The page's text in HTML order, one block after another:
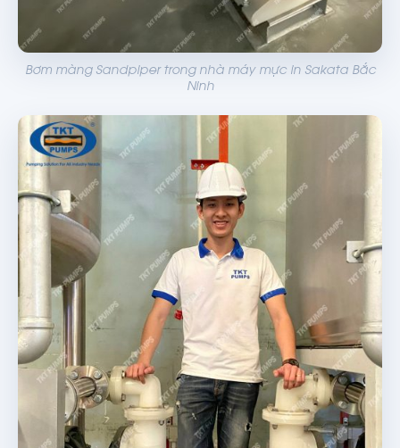
Bơm màng Sandpiper trong nhà máy mực in Sakata Bắc
Ninh